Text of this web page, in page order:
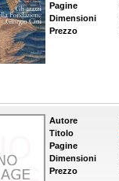
Pagine
Dimensioni
Prezzo
Autore
Titolo
Pagine
Dimensioni
Prezzo